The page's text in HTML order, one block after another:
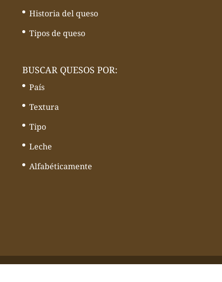
Historia del queso
Tipos de queso
BUSCAR QUESOS POR:
País
Textura
Tipo
Leche
Alfabéticamente